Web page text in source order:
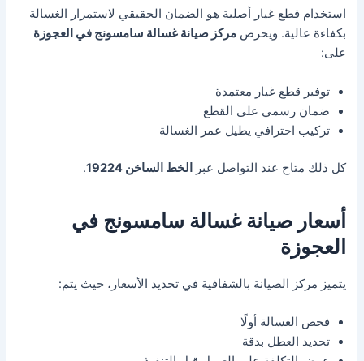
استخدام قطع غيار أصلية هو الضمان الحقيقي لاستمرار الغسالة
بكفاءة عالية. ويحرصمركز صيانة غسالة سامسونج في العجوزة
على:
توفير قطع غيار معتمدة
ضمان رسمي على القطع
تركيب احترافي يطيل عمر الغسالة
كل ذلك متاح عند التواصل عبر الخط الساخن 19224 .
أسعار صيانة غسالة سامسونج في
العجوزة
يتميز مركز الصيانة بالشفافية في تحديد الأسعار، حيث يتم:
فحص الغسالة أولًا
تحديد العطل بدقة